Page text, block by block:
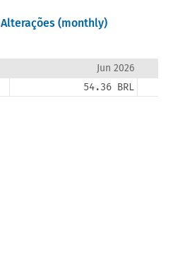
Alterações (monthly)
Jun 2026
54.36 BRL